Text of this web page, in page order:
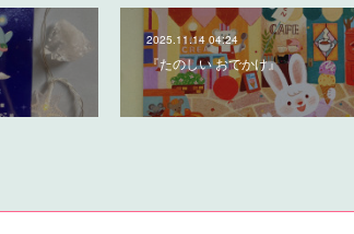
2025.11.14 04:24
『たのしい おでかけ』